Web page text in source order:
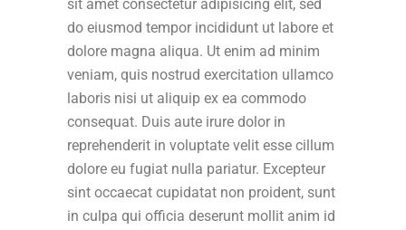
sit amet consectetur adipisicing elit, sed
do eiusmod tempor incididunt ut labore et
dolore magna aliqua. Ut enim ad minim
veniam, quis nostrud exercitation ullamco
laboris nisi ut aliquip ex ea commodo
consequat. Duis aute irure dolor in
reprehenderit in voluptate velit esse cillum
dolore eu fugiat nulla pariatur. Excepteur
sint occaecat cupidatat non proident, sunt
in culpa qui officia deserunt mollit anim id